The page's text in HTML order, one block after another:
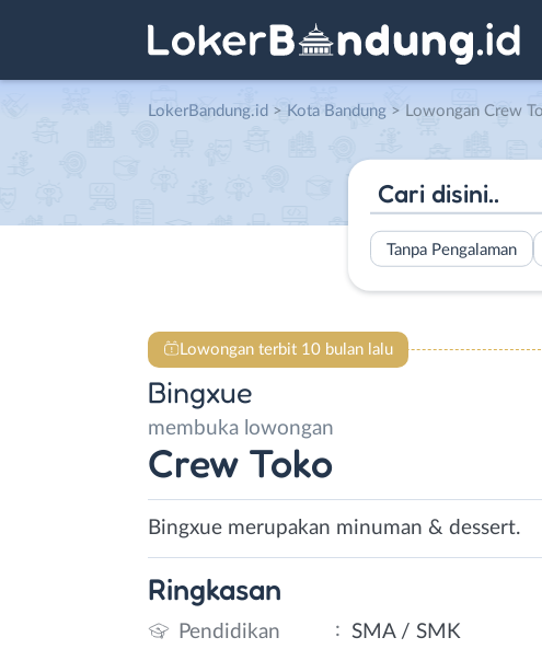
LokerBandung.id > Kota Bandung > Lowongan Crew Toko
Tanpa Pengalaman
Lowongan terbit 10 bulan lalu
Bingxue
membuka lowongan
Crew Toko
Bingxue merupakan minuman & dessert.
Ringkasan
Pendidikan : SMA / SMK